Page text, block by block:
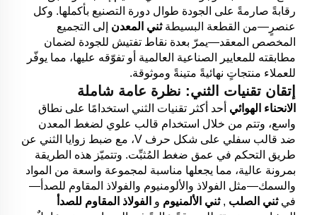
رقابةً صارمةً على الجودة طوال دورة التصنيع بأكملها. وكل
عنصرٍ—من القطعة البسيطةثني المعدن إلى التجميع
المخصص المعقد—يمرّ بعدة نقاط تفتيش للجودة لضمان
مطابقته للمعايير الصناعية العالمية أو تفوّقه عليها، مما يوفّر
للعملاء منتجاتٍ نهائيةً متينةً وموثوقة.
إتقان تقنيات الثني: نظرة عامة شاملة
الانحناء الهوائي أحد أكثر تقنيات الثني استخدامًا على نطاق
واسع، وتتم من خلال استخدام قالب علوي لضغط المعدن
ضد قالب سفلي على شكل حرف V، مع ضبط زوايا الثني عن
طريق التحكم في عمق ضغط المُثبِّت. وتتميّز هذه الطريقة
بمرونة عالية، مما يجعلها مناسبة لمجموعة واسعة من المواد
والسمك—مثل الفولاذ والألومنيوم والفولاذ المقاوم للصدأ—
فيثني الصلب ,ثني الألمنيوم و الفولاذ المقاوم للصدأ